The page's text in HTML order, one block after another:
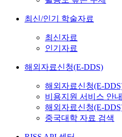
최신/인기 학술자료
최신자료
인기자료
해외자료신청(E-DDS)
해외자료신청(E-
비용지원 서비스 안내
해외자료신청(E-
중국대학 자료 검색